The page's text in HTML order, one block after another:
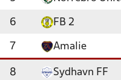
6 FB 2
7 Amalie
8 Sydhavn FF